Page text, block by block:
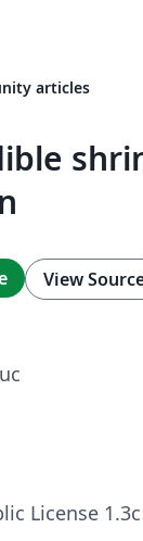
articles
View
License 1.3c